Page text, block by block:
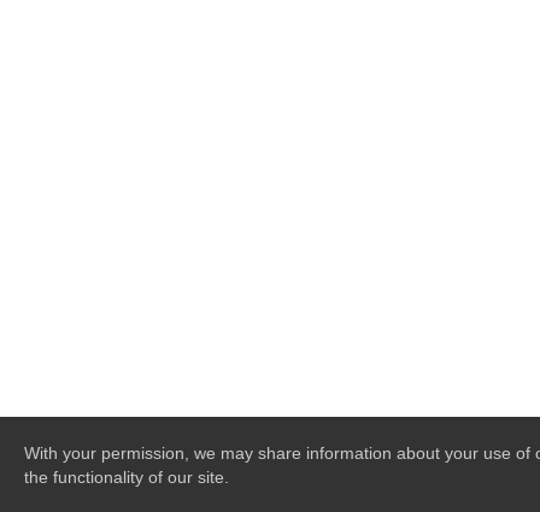
With your permission, we may share information about your use of
the functionality of our site.